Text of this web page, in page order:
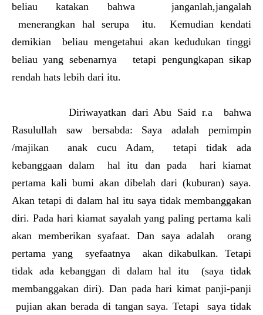
beliau katakan bahwa janganlah,jangalah
menerangkan hal serupa itu. Kemudian kendati
demikian beliau mengetahui akan kedudukan tinggi
beliau yang sebenarnya tetapi pengungkapan sikap
rendah hats lebih dari itu.
Diriwayatkan dari Abu Said r.a bahwa
Rasulullah saw bersabda: Saya adalah pemimpin
/majikan anak cucu Adam, tetapi tidak ada
kebanggaan dalam hal itu dan pada hari kiamat
pertama kali bumi akan dibelah dari (kuburan) saya.
Akan tetapi di dalam hal itu saya tidak membanggakan
diri. Pada hari kiamat sayalah yang paling pertama kali
akan memberikan syafaat. Dan saya adalah orang
pertama yang syefaatnya akan dikabulkan. Tetapi
tidak ada kebanggan di dalam hal itu (saya tidak
membanggakan diri). Dan pada hari kimat panji-panji
pujian akan berada di tangan saya. Tetapi saya tidak